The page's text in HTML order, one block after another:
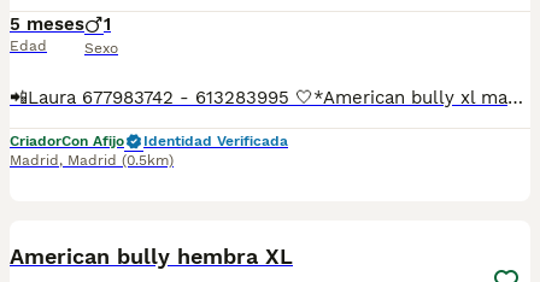
5 meses
Edad
1
Sexo
📲Laura 677983742 - 613283995 🤍*American bully xl macho lilac *🤍 ¿Buscas un nuevo compañero para tu hogar? ❤️ Tenemos preciosos cachorros listos para encontrar una familia responsable. ✅ Vacunados ✅ Desparasitados ✅ Cartilla sanitaria ✅ Garantías incluidas ✅ Máxima atención y cuidado Se hacen envíos a toda España: Andalucía: Almería, Cádiz, Córdoba, Granada, Huelva, Jaén, Málaga, Sevilla.Aragón: Huesca, Teruel, Zaragoza.Asturias: Oviedo.Baleares: Palma.Canarias: Las Palmas de Gran Canaria, Santa Cruz de Tenerife.Cantabria: Santander.Castilla-La Mancha: Albacete, Ciudad Real, Cuenca, Guadalajara, Toledo.Castilla y León: Ávila, Burgos, León, Palencia, Salamanca, Segovia, Soria, Valladolid, Zamora.Cataluña: Barcelona, Gerona (Girona), Lérida (Lleida), Tarragona.Comunidad Valenciana: Alicante, Castellón de la Plana, Valencia.Extremadura: Badajoz, Cáceres.Galicia: La Coruña (A Coruña), Lugo, Orense (Ourense), Pontevedra.La Rioja: Logroño.Madrid: Madrid.Murcia: Murcia.Navarra: Pamplona.País Vasco: Bilbao (Vizcaya), San Sebastián (Guipúzcoa), Vitoria (Álava). 🐾 Cachorros sanos, sociables y criados con mucho cariño. 📲 ¡Pregunta sin compromiso por disponibilidad, fotos y precios por mensaje privado!
CriadorCon Afijo
Identidad Verificada
Madrid , Madrid (0.5km)
American bully hembra XL